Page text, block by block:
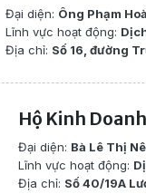
Đại diện: Ông Phạm
Lĩnh vực hoạt động:
Địa chỉ: Số 16, đường
Hộ Kinh
Đại diện: Bà Lê Thị
Lĩnh vực hoạt động:
Địa chỉ: Số 40/19A